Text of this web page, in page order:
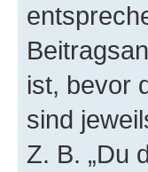
ist, bevor
sind
Z. B. „Du